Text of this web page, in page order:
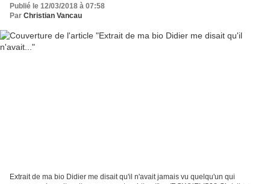
Publié le 12/03/2018 à 07:58
Par Christian Vancau
Extrait de ma bio Didier me disait qu'il n'avait jamais vu quelqu'un qui